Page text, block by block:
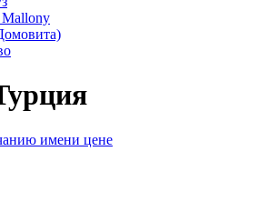
Mallony
имени цене